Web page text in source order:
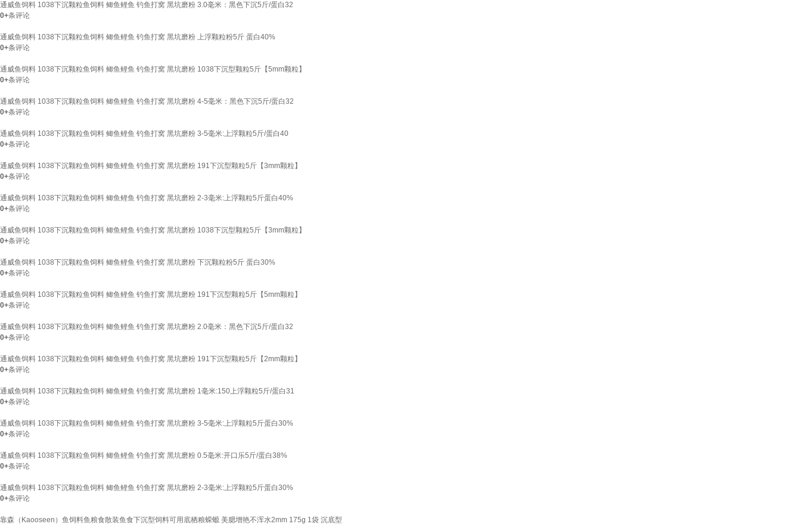
通威鱼饲料 1038下沉颗粒鱼饲料 鲫鱼鲤鱼 钓鱼打窝 黑坑磨粉 3.0毫米：黑色下沉5斤/蛋白32
0+条评论
通威鱼饲料 1038下沉颗粒鱼饲料 鲫鱼鲤鱼 钓鱼打窝 黑坑磨粉 上浮颗粒粉5斤 蛋白40%
0+条评论
通威鱼饲料 1038下沉颗粒鱼饲料 鲫鱼鲤鱼 钓鱼打窝 黑坑磨粉 1038下沉型颗粒5斤【5mm颗粒】
0+条评论
通威鱼饲料 1038下沉颗粒鱼饲料 鲫鱼鲤鱼 钓鱼打窝 黑坑磨粉 4-5毫米：黑色下沉5斤/蛋白32
0+条评论
通威鱼饲料 1038下沉颗粒鱼饲料 鲫鱼鲤鱼 钓鱼打窝 黑坑磨粉 3-5毫米:上浮颗粒5斤/蛋白40
0+条评论
通威鱼饲料 1038下沉颗粒鱼饲料 鲫鱼鲤鱼 钓鱼打窝 黑坑磨粉 191下沉型颗粒5斤【3mm颗粒】
0+条评论
通威鱼饲料 1038下沉颗粒鱼饲料 鲫鱼鲤鱼 钓鱼打窝 黑坑磨粉 2-3毫米:上浮颗粒5斤蛋白40%
0+条评论
通威鱼饲料 1038下沉颗粒鱼饲料 鲫鱼鲤鱼 钓鱼打窝 黑坑磨粉 1038下沉型颗粒5斤【3mm颗粒】
0+条评论
通威鱼饲料 1038下沉颗粒鱼饲料 鲫鱼鲤鱼 钓鱼打窝 黑坑磨粉 下沉颗粒粉5斤 蛋白30%
0+条评论
通威鱼饲料 1038下沉颗粒鱼饲料 鲫鱼鲤鱼 钓鱼打窝 黑坑磨粉 191下沉型颗粒5斤【5mm颗粒】
0+条评论
通威鱼饲料 1038下沉颗粒鱼饲料 鲫鱼鲤鱼 钓鱼打窝 黑坑磨粉 2.0毫米：黑色下沉5斤/蛋白32
0+条评论
通威鱼饲料 1038下沉颗粒鱼饲料 鲫鱼鲤鱼 钓鱼打窝 黑坑磨粉 191下沉型颗粒5斤【2mm颗粒】
0+条评论
通威鱼饲料 1038下沉颗粒鱼饲料 鲫鱼鲤鱼 钓鱼打窝 黑坑磨粉 1毫米:150上浮颗粒5斤/蛋白31
0+条评论
通威鱼饲料 1038下沉颗粒鱼饲料 鲫鱼鲤鱼 钓鱼打窝 黑坑磨粉 3-5毫米:上浮颗粒5斤蛋白30%
0+条评论
通威鱼饲料 1038下沉颗粒鱼饲料 鲫鱼鲤鱼 钓鱼打窝 黑坑磨粉 0.5毫米:开口乐5斤/蛋白38%
0+条评论
通威鱼饲料 1038下沉颗粒鱼饲料 鲫鱼鲤鱼 钓鱼打窝 黑坑磨粉 2-3毫米:上浮颗粒5斤蛋白30%
0+条评论
靠森（Kaooseen）鱼饲料鱼粮食散装鱼食下沉型饲料可用底栖粮蝾螈 美腮增艳不浑水2mm 175g 1袋 沉底型